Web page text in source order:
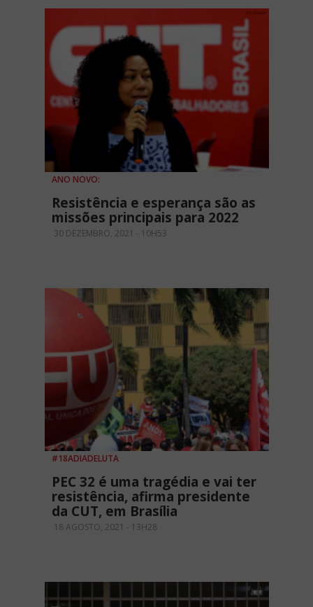
ANO NOVO:
Resistência e esperança são as
missões principais para 2022
30 DEZEMBRO, 2021 - 10H53
#18ADIADELUTA
PEC 32 é uma tragédia e vai ter
resistência, afirma presidente
da CUT, em Brasília
18 AGOSTO, 2021 - 13H28